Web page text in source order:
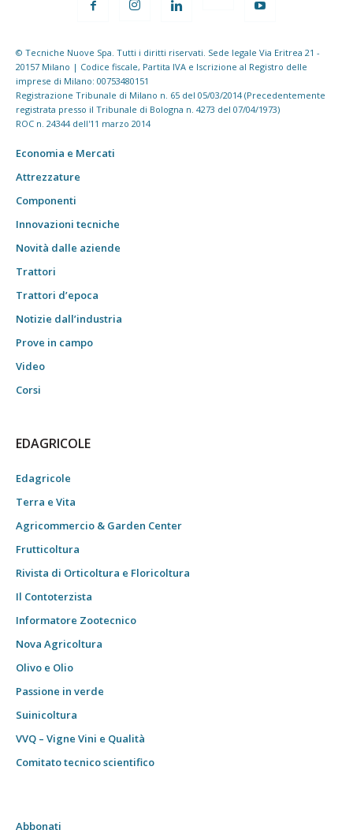
© Tecniche Nuove Spa. Tutti i diritti riservati. Sede legale Via Eritrea 21 -
20157 Milano | Codice fiscale, Partita IVA e Iscrizione al Registro delle
imprese di Milano: 00753480151
Registrazione Tribunale di Milano n. 65 del 05/03/2014 (Precedentemente
registrata presso il Tribunale di Bologna n. 4273 del 07/04/1973)
ROC n. 24344 dell'11 marzo 2014
Economia e Mercati
Attrezzature
Componenti
Innovazioni tecniche
Novità dalle aziende
Trattori
Trattori d’epoca
Notizie dall’industria
Prove in campo
Video
Corsi
EDAGRICOLE
Edagricole
Terra e Vita
Agricommercio & Garden Center
Frutticoltura
Rivista di Orticoltura e Floricoltura
Il Contoterzista
Informatore Zootecnico
Nova Agricoltura
Olivo e Olio
Passione in verde
Suinicoltura
VVQ – Vigne Vini e Qualità
Comitato tecnico scientifico
Abbonati